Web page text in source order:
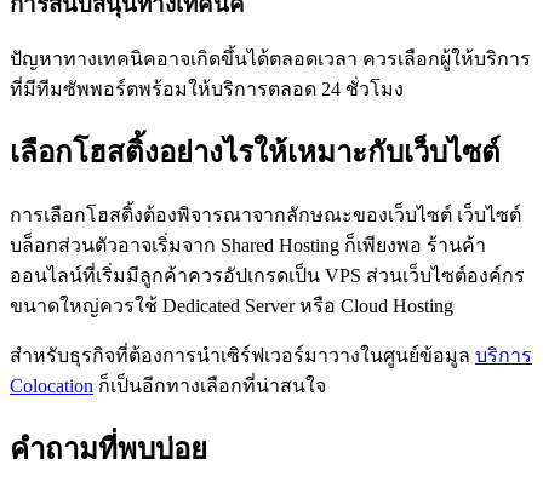
ปัญหาทางเทคนิคอาจเกิดขึ้นได้ตลอดเวลา ควรเลือกผู้ให้บริการ
ที่มีทีมซัพพอร์ตพร้อมให้บริการตลอด 24 ชั่วโมง
เลือกโฮสติ้งอย่างไรให้เหมาะกับเว็บไซต์
การเลือกโฮสติ้งต้องพิจารณาจากลักษณะของเว็บไซต์ เว็บไซต์
บล็อกส่วนตัวอาจเริ่มจาก Shared Hosting ก็เพียงพอ ร้านค้า
ออนไลน์ที่เริ่มมีลูกค้าควรอัปเกรดเป็น VPS ส่วนเว็บไซต์องค์กร
ขนาดใหญ่ควรใช้ Dedicated Server หรือ Cloud Hosting
สำหรับธุรกิจที่ต้องการนำเซิร์ฟเวอร์มาวางในศูนย์ข้อมูล บริการ
Colocation ก็เป็นอีกทางเลือกที่น่าสนใจ
คำถามที่พบบ่อย